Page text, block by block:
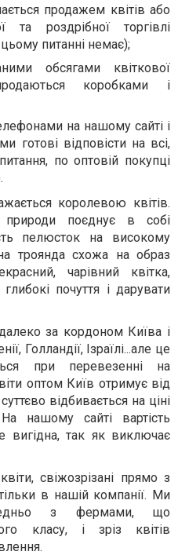
продажем квітів або
та роздрібної торгівлі
питанні немає);
обсягами квіткової
коробками і
на нашому сайті і
готові відповісти на всі,
по оптовій покупці
королевою квітів.
поєднує в собі
пелюсток на високому
троянда схожа на образ
чарівний квітка,
почуття і дарувати
за кордоном Київа і
Голландії, Ізраїлі...але це
при перевезенні на
оптом Київ отримує від
відбивається на ціні
нашому сайті вартість
вигідна, так як виключає
свіжозрізані прямо з
в нашій компанії. Ми
з фермами, що
класу, і зріз квітів